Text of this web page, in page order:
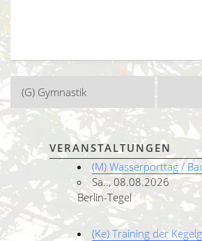
Beitragsnavigation
(G) Gymnastik
VERANSTALTUNGEN
(M) Wasserporttag /
Sa.., 08.08.2026
Berlin-Tegel
(Ke) Training der